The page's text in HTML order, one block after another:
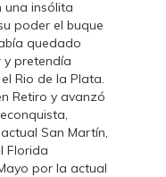
una insólita
poder el buque
quedado
pretendía
Rio de la Plata.
Retiro y avanzó
San Martín,
Florida
por la actual